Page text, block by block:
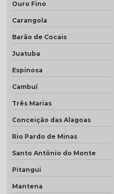
Ouro Fino
Carangola
Barão de Cocais
Juatuba
Espinosa
Cambuí
Três Marias
Conceição das Alagoas
Rio Pardo de Minas
Santo Antônio do Monte
Pitangui
Mantena